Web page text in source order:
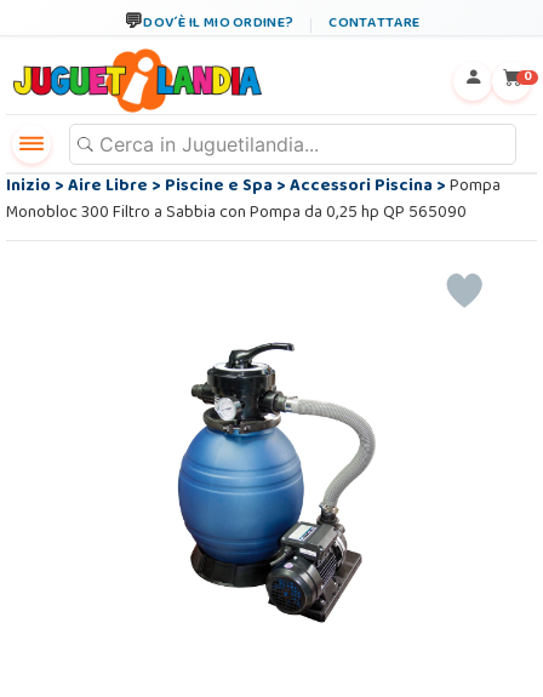
DOV´È IL MIO ORDINE? CONTATTARE
0
Inizio>Aire Libre>Piscine e Spa>Accessori Piscina>Pompa
Monobloc 300 Filtro a Sabbia con Pompa da 0,25 hp QP 565090